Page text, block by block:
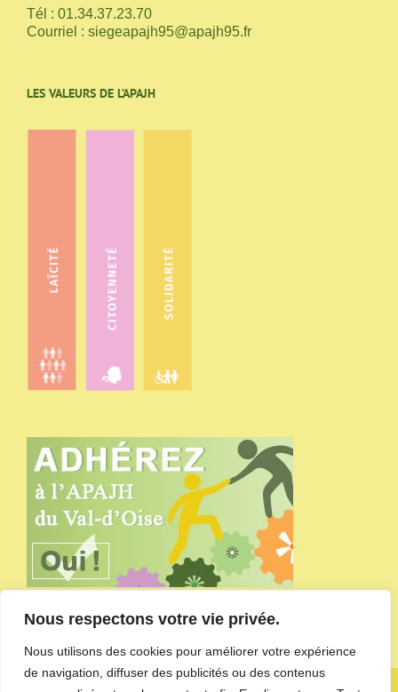
Nous respectons votre vie privée.
Nous utilisons des cookies pour améliorer votre expérience
de navigation, diffuser des publicités ou des contenus
Tél : 01.34.37.23.70
Courriel : siegeapajh95@apajh95.fr
LES VALEURS DE L’APAJH